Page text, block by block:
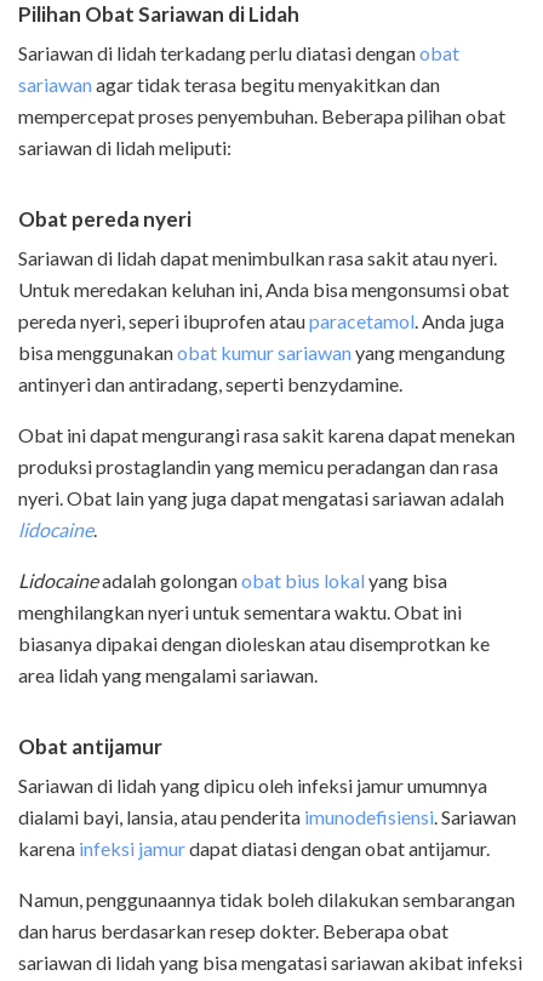
Pilihan Obat Sariawan di Lidah
Sariawan di lidah terkadang perlu diatasi denganobat
sariawanagar tidak terasa begitu menyakitkan dan
mempercepat proses penyembuhan. Beberapa pilihan obat
sariawan di lidah meliputi:
Obat pereda nyeri
Sariawan di lidah dapat menimbulkan rasa sakit atau nyeri.
Untuk meredakan keluhan ini, Anda bisa mengonsumsi obat
pereda nyeri, seperi ibuprofen atauparacetamol. Anda juga
bisa menggunakanobat kumur sariawanyang mengandung
antinyeri dan antiradang, seperti benzydamine.
Obat ini dapat mengurangi rasa sakit karena dapat menekan
produksi prostaglandin yang memicu peradangan dan rasa
nyeri. Obat lain yang juga dapat mengatasi sariawan adalah
lidocaine.
Lidocaineadalah golonganobat bius lokalyang bisa
menghilangkan nyeri untuk sementara waktu. Obat ini
biasanya dipakai dengan dioleskan atau disemprotkan ke
area lidah yang mengalami sariawan.
Obat antijamur
Sariawan di lidah yang dipicu oleh infeksi jamur umumnya
dialami bayi, lansia, atau penderita imunodefisiensi. Sariawan
karena infeksi jamurdapat diatasi dengan obat antijamur.
Namun, penggunaannya tidak boleh dilakukan sembarangan
dan harus berdasarkan resep dokter. Beberapa obat
sariawan di lidah yang bisa mengatasi sariawan akibat infeksi